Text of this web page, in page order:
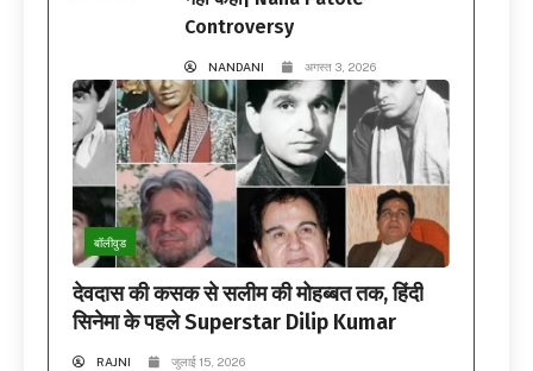
Controversy
NANDANI अगस्त 3, 2026
बॉलीवुड
देवदास की कसक से सलीम की मोहब्बत तक, हिंदी
सिनेमा के पहले Superstar Dilip Kumar
RAJNI जुलाई 15, 2026